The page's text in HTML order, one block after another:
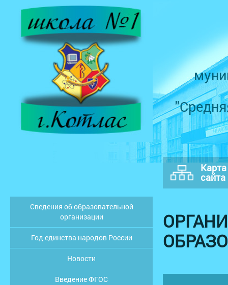
Карта
сайта
Сведения об образовательной
организации
Год единства народов России
Новости
Введение ФГОС